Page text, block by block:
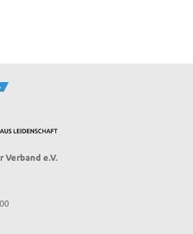
e.V.